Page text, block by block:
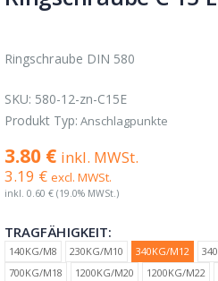
Ringschraube DIN 580
SKU: 580-12-zn-C15E
Produkt Typ: Anschlagpunkte
3.80 € inkl. MWSt.
3.19 € excl. MWSt.
inkl. 0.60 € (19.0% MWSt.)
TRAGFÄHIGKEIT:
140KG/M8 230KG/M10 340KG/M12
700KG/M18
1200KG/M20 1200KG/M22